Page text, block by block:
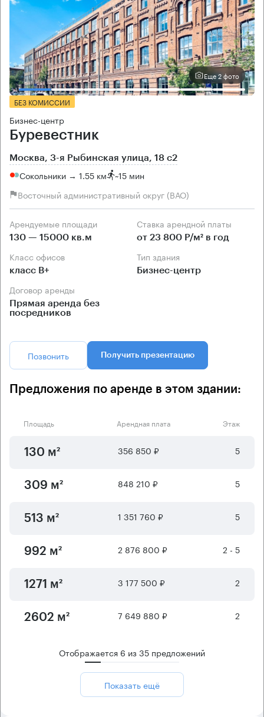
Еще 2 фото
БЕЗ КОМИССИИ
Бизнес-центр
Буревестник
Москва, 3-я Рыбинская улица, 18 с2
Сокольники → 1.55 км ~15 мин
Восточный административный округ (ВАО)
Арендуемые площади
130 — 15000 кв.м
Ставка арендной платы
от 23 800 Р/м² в год
Класс офисов
класс B+
Тип здания
Бизнес-центр
Договор аренды
Прямая аренда без
посредников
Позвонить Получить презентацию
Предложения по аренде в этом здании:
Площадь Арендная плата Этаж
130 м² 356 850 ₽ 5
309 м² 848 210 ₽ 5
513 м² 1 351 760 ₽ 5
992 м² 2 876 800 ₽ 2 - 5
1271 м² 3 177 500 ₽ 2
2602 м² 7 649 880 ₽ 2
Отображается 6 из35 предложений
Показать ещё